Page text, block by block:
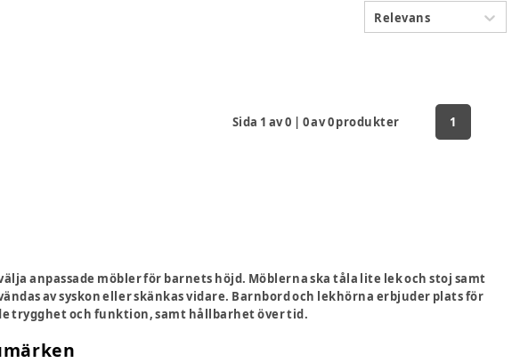
Relevans
Sida 1 av0 | 0av0produkter 1
anpassade möbler för barnets höjd. Möblerna ska tåla lite lek och stoj samt
av syskon eller skänkas vidare. Barnbord och lekhörna erbjuder plats för
trygghet och funktion, samt hållbarhet över tid.